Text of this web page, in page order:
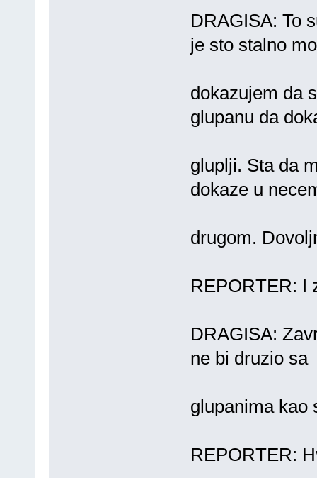
DRAGISA: To
je sto stalno
dokazujem da
glupanu da
gluplji. Sta da
dokaze u
drugom.
REPORTER: I
DRAGISA:
ne bi druzio sa
glupanima kao
REPORTER: